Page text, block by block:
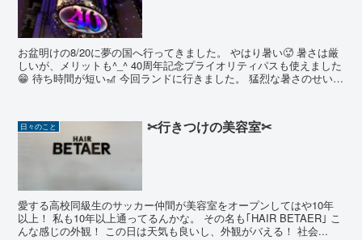
お盆明けの8/20に夢の国へ行ってきました。 やはり暑い🥵 暑さは厳
しいが、メリットも^_^ 40周年記念プライオリティパスも使えました
😁 待ち時間が短い🎢 今回ランドに行きました。 猛烈な暑さのせい
日々のこと ✂行きつけの美容室✂
愛する高校同級生のサッカー仲間が美容室をオープンしてはや10年
以上！ 私も10年以上通ってるんかな。 その名も｢HAIR BETAER｣ こ
んな感じの外観！ この日は天気も良いし、外観がバえる！ 社会...